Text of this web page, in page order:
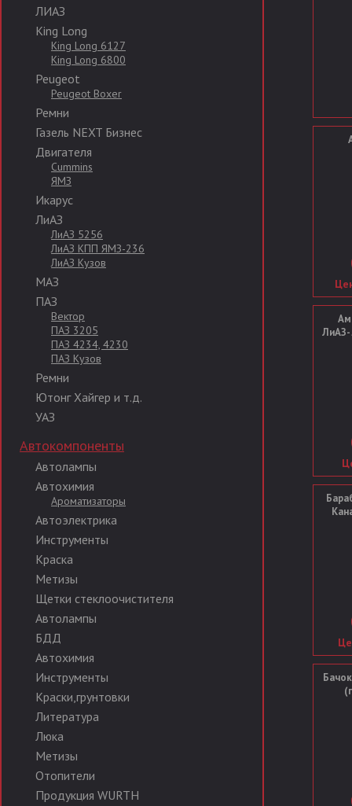
ЛИАЗ
King Long
King Long 6127
King Long 6800
Peugeot
Peugeot Boxer
Ремни
Газель NEXT Бизнес
Двигателя
Cummins
ЯМЗ
Икарус
ЛиАЗ
ЛиАЗ 5256
ЛиАЗ КПП ЯМЗ-236
ЛиАЗ Кузов
МАЗ
ПАЗ
Вектор
ПАЗ 3205
ПАЗ 4234, 4230
ПАЗ Кузов
Ремни
Ютонг Хайгер и т.д.
УАЗ
Автокомпоненты
Автолампы
Автохимия
Ароматизаторы
Автоэлектрика
Инструменты
Краска
Метизы
Щетки стеклоочистителя
Автолампы
БДД
Автохимия
Инструменты
Краски,грунтовки
Литература
Люка
Метизы
Отопители
Продукция WURTH
ЛиАЗ-